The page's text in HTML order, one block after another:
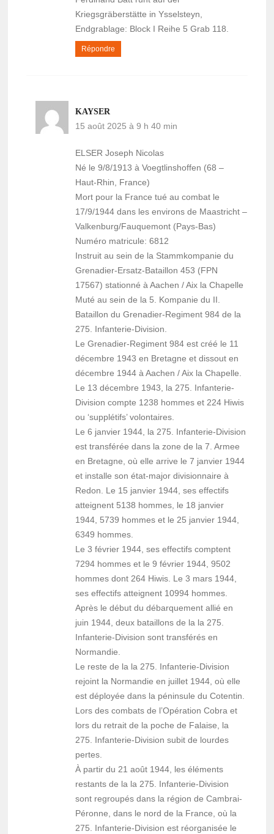
Kriegsgräberstätte in Ysselsteyn,
Endgrablage: Block I Reihe 5 Grab 118.
Répondre
KAYSER
15 août 2025 à 9 h 40 min
ELSER Joseph Nicolas
Né le 9/8/1913 à Voegtlinshoffen (68 –
Haut-Rhin, France)
Mort pour la France tué au combat le
17/9/1944 dans les environs de Maastricht –
Valkenburg/Fauquemont (Pays-Bas)
Numéro matricule: 6812
Instruit au sein de la Stammkompanie du
Grenadier-Ersatz-Bataillon 453 (FPN
17567) stationné à Aachen / Aix la Chapelle
Muté au sein de la 5. Kompanie du II.
Bataillon du Grenadier-Regiment 984 de la
275. Infanterie-Division.
Le Grenadier-Regiment 984 est créé le 11
décembre 1943 en Bretagne et dissout en
décembre 1944 à Aachen / Aix la Chapelle.
Le 13 décembre 1943, la 275. Infanterie-
Division compte 1238 hommes et 224 Hiwis
ou ‘supplétifs’ volontaires.
Le 6 janvier 1944, la 275. Infanterie-Division
est transférée dans la zone de la 7. Armee
en Bretagne, où elle arrive le 7 janvier 1944
et installe son état-major divisionnaire à
Redon. Le 15 janvier 1944, ses effectifs
atteignent 5138 hommes, le 18 janvier
1944, 5739 hommes et le 25 janvier 1944,
6349 hommes.
Le 3 février 1944, ses effectifs comptent
7294 hommes et le 9 février 1944, 9502
hommes dont 264 Hiwis. Le 3 mars 1944,
ses effectifs atteignent 10994 hommes.
Après le début du débarquement allié en
juin 1944, deux bataillons de la la 275.
Infanterie-Division sont transférés en
Normandie.
Le reste de la la 275. Infanterie-Division
rejoint la Normandie en juillet 1944, où elle
est déployée dans la péninsule du Cotentin.
Lors des combats de l’Opération Cobra et
lors du retrait de la poche de Falaise, la
275. Infanterie-Division subit de lourdes
pertes.
À partir du 21 août 1944, les éléments
restants de la la 275. Infanterie-Division
sont regroupés dans la région de Cambrai-
Péronne, dans le nord de la France, où la
275. Infanterie-Division est réorganisée le